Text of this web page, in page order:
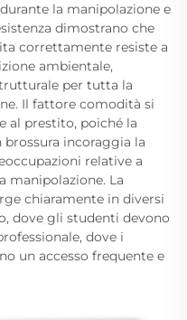
la manipolazione e
dimostrano che
correttamente resiste a
ambientale,
per tutta la
Il fattore comodità si
al prestito, poiché la
incoraggia la
relative a
manipolazione. La
chiaramente in diversi
dove gli studenti devono
dove i
un accesso frequente e